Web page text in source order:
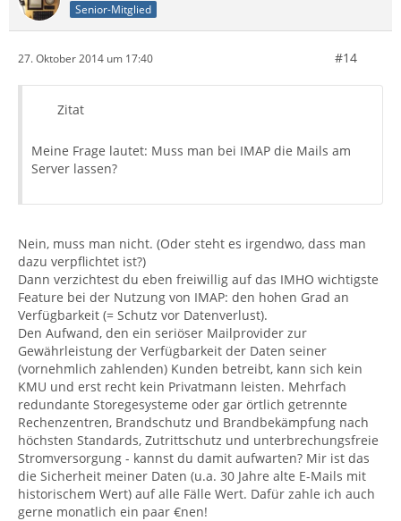
Senior-Mitglied
27. Oktober 2014 um 17:40 #14
Zitat
Meine Frage lautet: Muss man bei IMAP die Mails am
Server lassen?
Nein, muss man nicht. (Oder steht es irgendwo, dass man
dazu verpflichtet ist?)
Dann verzichtest du eben freiwillig auf das IMHO wichtigste
Feature bei der Nutzung von IMAP: den hohen Grad an
Verfügbarkeit (= Schutz vor Datenverlust).
Den Aufwand, den ein seriöser Mailprovider zur
Gewährleistung der Verfügbarkeit der Daten seiner
(vornehmlich zahlenden) Kunden betreibt, kann sich kein
KMU und erst recht kein Privatmann leisten. Mehrfach
redundante Storegesysteme oder gar örtlich getrennte
Rechenzentren, Brandschutz und Brandbekämpfung nach
höchsten Standards, Zutrittschutz und unterbrechungsfreie
Stromversorgung - kannst du damit aufwarten? Mir ist das
die Sicherheit meiner Daten (u.a. 30 Jahre alte E-Mails mit
historischem Wert) auf alle Fälle Wert. Dafür zahle ich auch
gerne monatlich ein paar €nen!